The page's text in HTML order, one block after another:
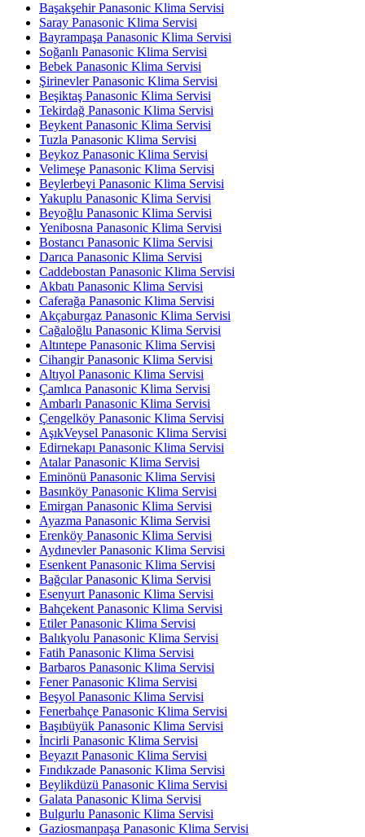
Başakşehir Panasonic Klima Servisi
Saray Panasonic Klima Servisi
Bayrampaşa Panasonic Klima Servisi
Soğanlı Panasonic Klima Servisi
Bebek Panasonic Klima Servisi
Şirinevler Panasonic Klima Servisi
Beşiktaş Panasonic Klima Servisi
Tekirdağ Panasonic Klima Servisi
Beykent Panasonic Klima Servisi
Tuzla Panasonic Klima Servisi
Beykoz Panasonic Klima Servisi
Velimeşe Panasonic Klima Servisi
Beylerbeyi Panasonic Klima Servisi
Yakuplu Panasonic Klima Servisi
Beyoğlu Panasonic Klima Servisi
Yenibosna Panasonic Klima Servisi
Bostancı Panasonic Klima Servisi
Darıca Panasonic Klima Servisi
Caddebostan Panasonic Klima Servisi
Akbatı Panasonic Klima Servisi
Caferağa Panasonic Klima Servisi
Akçaburgaz Panasonic Klima Servisi
Cağaloğlu Panasonic Klima Servisi
Altıntepe Panasonic Klima Servisi
Cihangir Panasonic Klima Servisi
Altıyol Panasonic Klima Servisi
Çamlıca Panasonic Klima Servisi
Ambarlı Panasonic Klima Servisi
Çengelköy Panasonic Klima Servisi
AşıkVeysel Panasonic Klima Servisi
Edirnekapı Panasonic Klima Servisi
Atalar Panasonic Klima Servisi
Eminönü Panasonic Klima Servisi
Basınköy Panasonic Klima Servisi
Emirgan Panasonic Klima Servisi
Ayazma Panasonic Klima Servisi
Erenköy Panasonic Klima Servisi
Aydınevler Panasonic Klima Servisi
Esenkent Panasonic Klima Servisi
Bağcılar Panasonic Klima Servisi
Esenyurt Panasonic Klima Servisi
Bahçekent Panasonic Klima Servisi
Etiler Panasonic Klima Servisi
Balıkyolu Panasonic Klima Servisi
Fatih Panasonic Klima Servisi
Barbaros Panasonic Klima Servisi
Fener Panasonic Klima Servisi
Beşyol Panasonic Klima Servisi
Fenerbahçe Panasonic Klima Servisi
Başıbüyük Panasonic Klima Servisi
İncirli Panasonic Klima Servisi
Beyazıt Panasonic Klima Servisi
Fındıkzade Panasonic Klima Servisi
Beylikdüzü Panasonic Klima Servisi
Galata Panasonic Klima Servisi
Bulgurlu Panasonic Klima Servisi
Gaziosmanpaşa Panasonic Klima Servisi